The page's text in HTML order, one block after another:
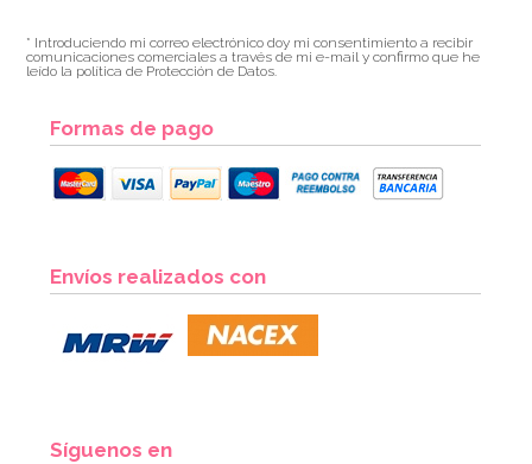
1,65€
* Introduciendo mi correo electrónico doy mi consentimiento a recibir
comunicaciones comerciales a través de mi e-mail y confirmo que he
leído la política de Protección de Datos.
Formas de pago
Envíos realizados con
Síguenos en